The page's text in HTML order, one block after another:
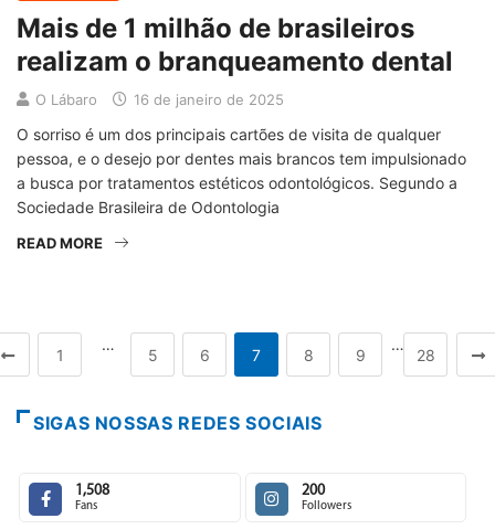
Mais de 1 milhão de brasileiros
realizam o branqueamento dental
O Lábaro 16 de janeiro de 2025
O sorriso é um dos principais cartões de visita de qualquer
pessoa, e o desejo por dentes mais brancos tem impulsionado
a busca por tratamentos estéticos odontológicos. Segundo a
Sociedade Brasileira de Odontologia
READ MORE
1
…
5 6 7 8 9
…
28
SIGAS NOSSAS REDES SOCIAIS
1,508
Fans
200
Followers